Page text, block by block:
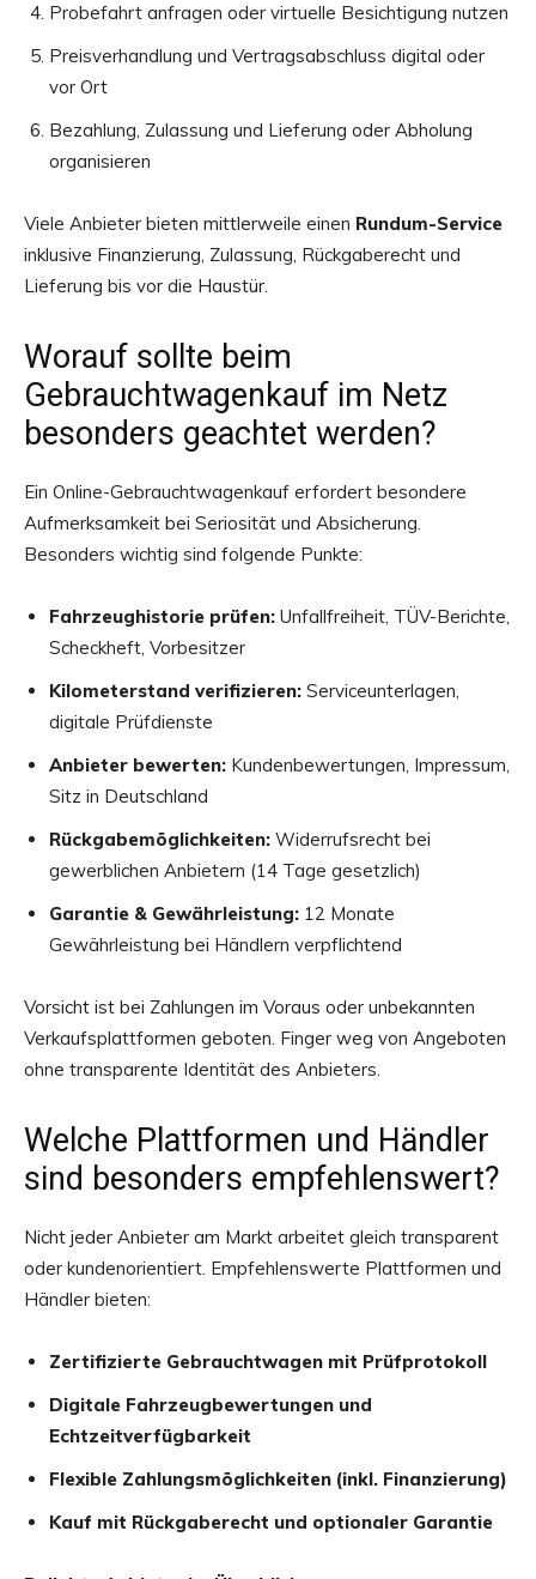
Probefahrt anfragen oder virtuelle Besichtigung nutzen
Preisverhandlung und Vertragsabschluss digital oder
vor Ort
Bezahlung, Zulassung und Lieferung oder Abholung
organisieren
Viele Anbieter bieten mittlerweile einen Rundum-Service
inklusive Finanzierung, Zulassung, Rückgaberecht und
Lieferung bis vor die Haustür.
Worauf sollte beim
Gebrauchtwagenkauf im Netz
besonders geachtet werden?
Ein Online-Gebrauchtwagenkauf erfordert besondere
Aufmerksamkeit bei Seriosität und Absicherung.
Besonders wichtig sind folgende Punkte:
Fahrzeughistorie prüfen: Unfallfreiheit, TÜV-Berichte,
Scheckheft, Vorbesitzer
Kilometerstand verifizieren: Serviceunterlagen,
digitale Prüfdienste
Anbieter bewerten: Kundenbewertungen, Impressum,
Sitz in Deutschland
Rückgabemöglichkeiten: Widerrufsrecht bei
gewerblichen Anbietern (14 Tage gesetzlich)
Garantie & Gewährleistung: 12 Monate
Gewährleistung bei Händlern verpflichtend
Vorsicht ist bei Zahlungen im Voraus oder unbekannten
Verkaufsplattformen geboten. Finger weg von Angeboten
ohne transparente Identität des Anbieters.
Welche Plattformen und Händler
sind besonders empfehlenswert?
Nicht jeder Anbieter am Markt arbeitet gleich transparent
oder kundenorientiert. Empfehlenswerte Plattformen und
Händler bieten:
Zertifizierte Gebrauchtwagen mit Prüfprotokoll
Digitale Fahrzeugbewertungen und
Echtzeitverfügbarkeit
Flexible Zahlungsmöglichkeiten (inkl. Finanzierung)
Kauf mit Rückgaberecht und optionaler Garantie